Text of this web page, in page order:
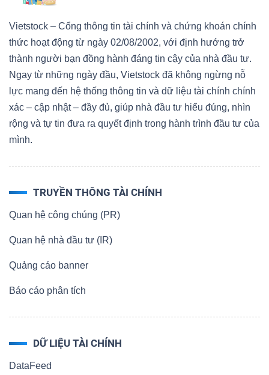
Vietstock – Cổng thông tin tài chính và chứng khoán chính
thức hoạt động từ ngày 02/08/2002, với định hướng trở
thành người bạn đồng hành đáng tin cậy của nhà đầu tư.
Ngay từ những ngày đầu, Vietstock đã không ngừng nỗ
lực mang đến hệ thống thông tin và dữ liệu tài chính chính
xác – cập nhật – đầy đủ, giúp nhà đầu tư hiểu đúng, nhìn
rộng và tự tin đưa ra quyết định trong hành trình đầu tư của
mình.
TRUYỀN THÔNG TÀI CHÍNH
Quan hệ công chúng (PR)
Quan hệ nhà đầu tư (IR)
Quảng cáo banner
Báo cáo phân tích
DỮ LIỆU TÀI CHÍNH
DataFeed